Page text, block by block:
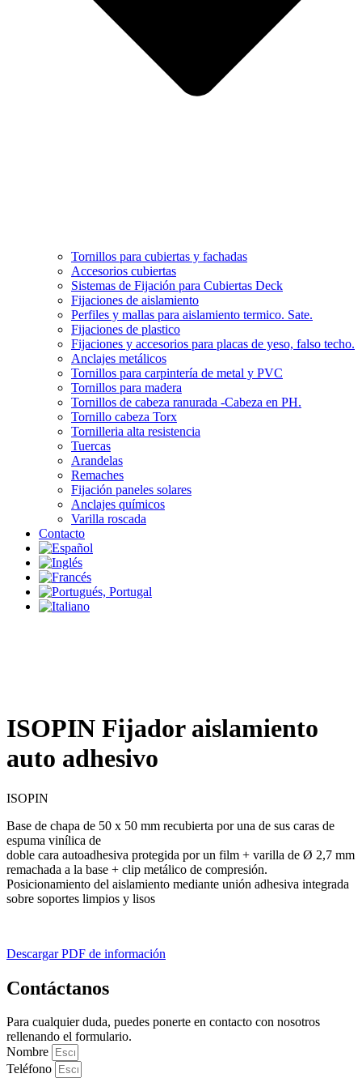
Tornillos para cubiertas y fachadas
Accesorios cubiertas
Sistemas de Fijación para Cubiertas Deck
Fijaciones de aislamiento
Perfiles y mallas para aislamiento termico. Sate.
Fijaciones de plastico
Fijaciones y accesorios para placas de yeso, falso techo.
Anclajes metálicos
Tornillos para carpintería de metal y PVC
Tornillos para madera
Tornillos de cabeza ranurada -Cabeza en PH.
Tornillo cabeza Torx
Tornilleria alta resistencia
Tuercas
Arandelas
Remaches
Fijación paneles solares
Anclajes químicos
Varilla roscada
Contacto
ISOPIN Fijador aislamiento
auto adhesivo
ISOPIN
Base de chapa de 50 x 50 mm recubierta por una de sus caras de
espuma vinílica de
doble cara autoadhesiva protegida por un film + varilla de Ø 2,7 mm
remachada a la base + clip metálico de compresión.
Posicionamiento del aislamiento mediante unión adhesiva integrada
sobre soportes limpios y lisos
Descargar PDF de información
Contáctanos
Para cualquier duda, puedes ponerte en contacto con nosotros
rellenando el formulario.
Nombre
Teléfono